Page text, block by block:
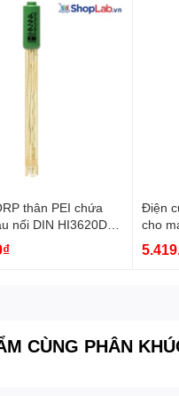
thân PEI chứa
nối DIN HI3620D
Điện
cho
Hanna
CÙNG PHÂN